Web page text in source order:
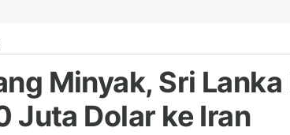
Minyak, Sri
Juta Dolar ke Iran